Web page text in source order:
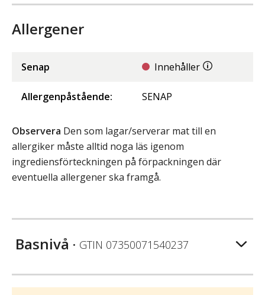
Allergener
Senap Innehåller
Allergenpåstående: SENAP
Observera Den som lagar/serverar mat till en
allergiker måste alltid noga läs igenom
ingrediensförteckningen på förpackningen där
eventuella allergener ska framgå.
Basnivå • GTIN 07350071540237